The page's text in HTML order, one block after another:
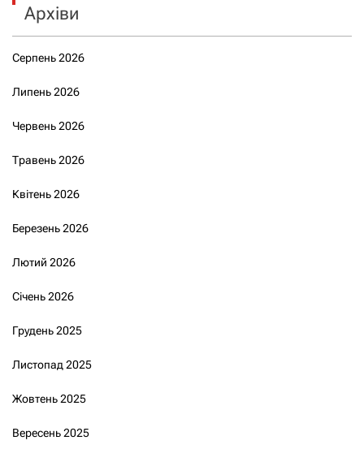
Архіви
Серпень 2026
Липень 2026
Червень 2026
Травень 2026
Квітень 2026
Березень 2026
Лютий 2026
Січень 2026
Грудень 2025
Листопад 2025
Жовтень 2025
Вересень 2025